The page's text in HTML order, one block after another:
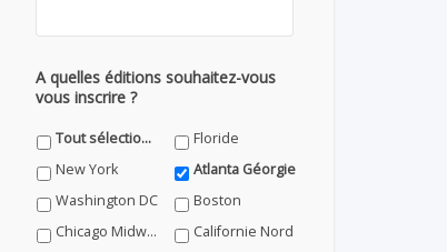
A quelles éditions souhaitez-vous
vous inscrire ?
Tout sélectionner
Floride
New York
Atlanta Géorgie
Washington DC
Boston
Chicago Midwest
Californie Nord